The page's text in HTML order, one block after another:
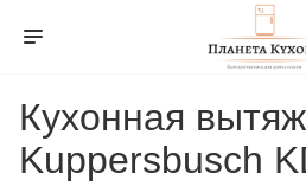
Кухонная
Kuppersbusch